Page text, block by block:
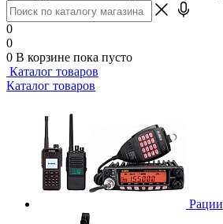
0
0
0 В корзине пока пусто
Каталог товаров
Каталог товаров
Рации